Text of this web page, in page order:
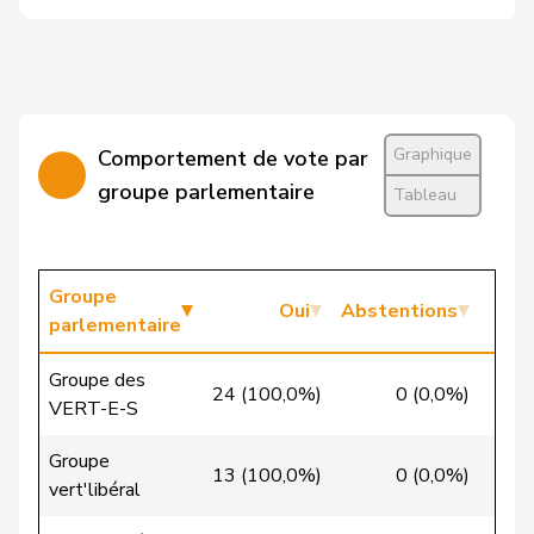
RL
TI
Christ
Katja pvl GL BS
E-S
Cottier Damien PLR RL
NE
Crottaz
Dandrès
de Courten
Thomas UDC
BL
Comportement de vote par
groupe parlementaire
Graphique
Tableau
Groupe
parlementaire
Oui Abstentions
Groupe des
VERT-E-S
24 (100,0%) 0 (0,0%)
Groupe
vert'libéral
13 (100,0%) 0 (0,0%)